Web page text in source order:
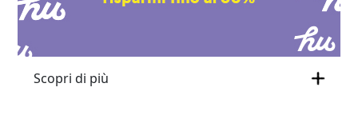
Scopri di più